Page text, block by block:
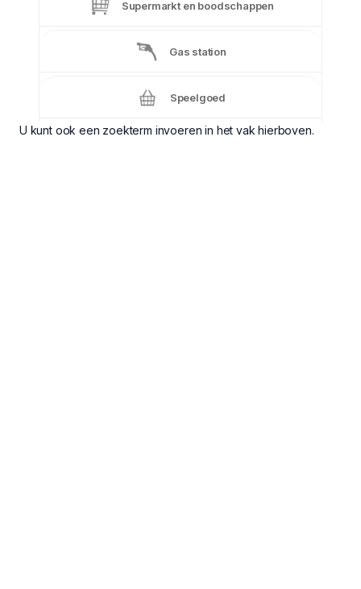
Supermarkt en boodschappen
Gas station
Speelgoed
U kunt ook een zoekterm invoeren in het vak hierboven.